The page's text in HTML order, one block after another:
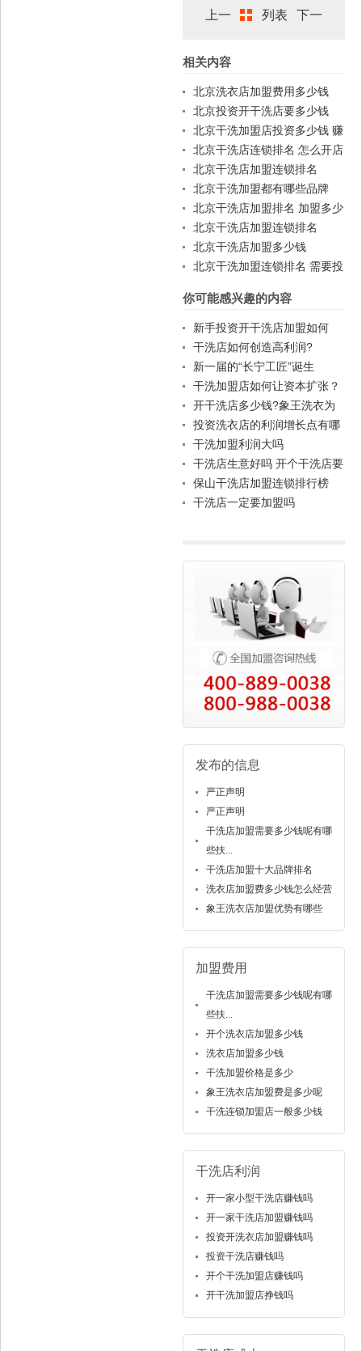
上一
篇
列表 下一
相关内容
北京洗衣店加盟费用多少钱
北京投资开干洗店要多少钱
北京干洗加盟店投资多少钱 赚
钱吗
北京干洗店连锁排名 怎么开店
北京干洗店加盟连锁排名
北京干洗加盟都有哪些品牌
北京干洗店加盟排名 加盟多少
钱
北京干洗店加盟连锁排名
北京干洗店加盟多少钱
北京干洗加盟连锁排名 需要投
你可能感兴趣的内容
新手投资开干洗店加盟如何
干洗店如何创造高利润?
新一届的“长宁工匠”诞生
干洗加盟店如何让资本扩张？
开干洗店多少钱?象王洗衣为
你分析干洗加盟成本
投资洗衣店的利润增长点有哪
些
干洗加盟利润大吗
干洗店生意好吗 开个干洗店要
多少钱
保山干洗店加盟连锁排行榜
干洗店一定要加盟吗
发布的信息
严正声明
严正声明
干洗店加盟需要多少钱呢有哪
些扶...
干洗店加盟十大品牌排名
洗衣店加盟费多少钱怎么经营
象王洗衣店加盟优势有哪些
加盟费用
干洗店加盟需要多少钱呢有哪
些扶...
开个洗衣店加盟多少钱
洗衣店加盟多少钱
干洗加盟价格是多少
象王洗衣店加盟费是多少呢
干洗连锁加盟店一般多少钱
干洗店利润
开一家小型干洗店赚钱吗
开一家干洗店加盟赚钱吗
投资开洗衣店加盟赚钱吗
投资干洗店赚钱吗
开个干洗加盟店赚钱吗
开干洗加盟店挣钱吗